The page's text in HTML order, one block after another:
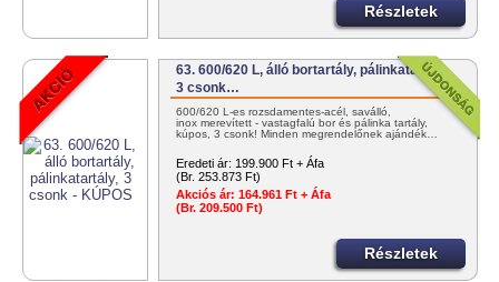
Részletek
63. 600/620 L, álló bortartály, pálinkatartály,
3 csonk…
600/620 L-es rozsdamentes-acél, saválló,
inox merevített - vastagfalú bor és pálinka tartály,
kúpos, 3 csonk! Minden megrendelőnek ajándék…
Eredeti ár: 199.900 Ft + Áfa
(Br. 253.873 Ft)
Akciós ár: 164.961 Ft + Áfa
(Br. 209.500 Ft)
Részletek